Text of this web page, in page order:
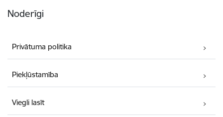
Noderīgi
Privātuma politika
Piekļūstamība
Viegli lasīt